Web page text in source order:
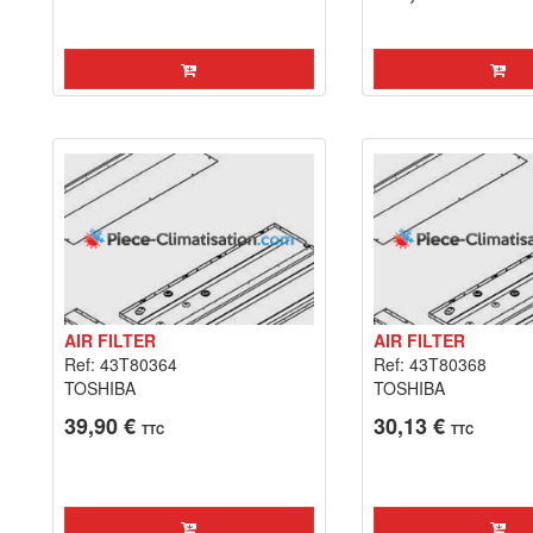
AIR FILTER
Ref: 43T80364
TOSHIBA
39,90 € TTC
AIR FILTER
Ref: 43T80368
TOSHIBA
30,13 € TTC